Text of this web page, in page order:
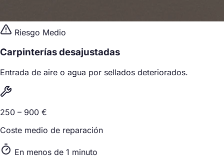
Riesgo Medio
Carpinterías desajustadas
Entrada de aire o agua por sellados deteriorados.
250 – 900 €
Coste medio de reparación
En menos de 1 minuto